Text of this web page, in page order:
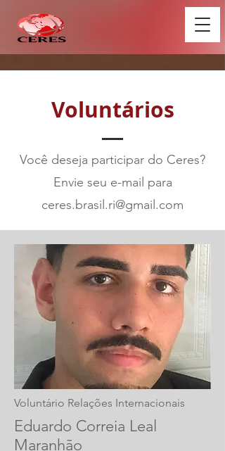
Voluntários
Você deseja participar do Ceres?
Envie seu e-mail para
ceres.brasil.ri@gmail.com
Voluntário Relações Internacionais
Eduardo Correia Leal
Maranhão